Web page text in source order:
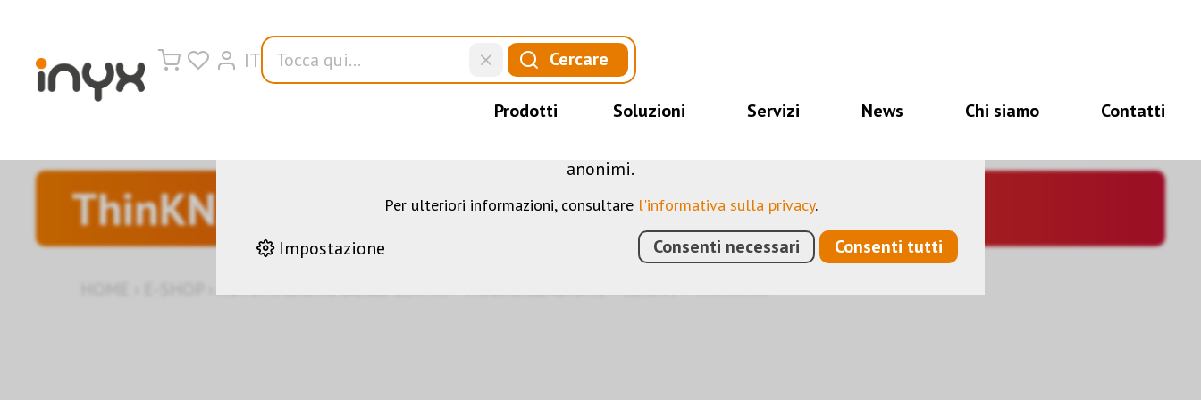
IT Cercare
Prodotti Soluzioni Servizi News Chi siamo Contatti
ThinKNX
AUTOMAZIONE DEGLI EDIFICI›VISUALIZZAZIONE›CLIENT›THINKNX
QUESTO SITO WEB UTILIZZA I COOKIE
Sul nostro sito web utilizziamo diversi cookie: alcuni sono necessari per il corretto
funzionamento del sito, altri consentono di utilizzare più funzionalità, altri ancora ci
aiutano a comprendere meglio i nostri utenti. Ci aiutano quindi a ottimizzare
anonimi.
Per ulteriori informazioni, consultare l'informativa sulla privacy.
Impostazione Consenti necessari Consenti tutti